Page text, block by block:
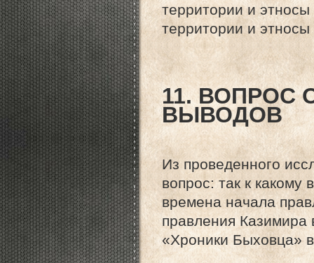
территории и
территории и
11. ВОПРОС
ВЫВОДОВ
Из проведенного
вопрос: так к
времена начала
правления
«Хроники Быховца»